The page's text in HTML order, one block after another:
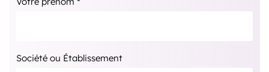
Société ou Établissement